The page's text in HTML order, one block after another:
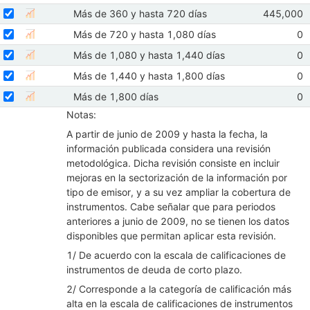
Mostrar elementos de Hasta 360 días
Seleccione sus series
Seleccionar serie Más de 360 y hasta 720 díasMostrar gráfica de la serie Más de 360 y hasta 720 días
Más de 360 y hasta 720 días Abr 2026
445,000
Seleccione sus series
Seleccionar serie Más de 720 y hasta 1,080 díasMostrar gráfica de la serie Más de 720 y hasta 1,080 días
Más de 720 y hasta 1,080 días 0
Seleccione sus series
Seleccionar serie Más de 1,080 y hasta 1,440 días
Mostrar gráfica de la serie Más de 1,080 y hasta 1,440 días
Más de 1,080 y hasta 1,440 días 0
Seleccione sus series
Seleccionar serie Más de 1,440 y hasta 1,800 días
Mostrar gráfica de la serie Más de 1,440 y hasta 1,800 días
Más de 1,440 y hasta 1,800 días 0
Seleccione sus series
Seleccionar serie Más de 1,800 díasMostrar gráfica de la serie Más de 1,800 días
Más de 1,800 días
0
Notas:
A partir de junio de 2009 y hasta la fecha, la
información publicada considera una revisión
metodológica. Dicha revisión consiste en incluir
mejoras en la sectorización de la información por
tipo de emisor, y a su vez ampliar la cobertura de
instrumentos. Cabe señalar que para periodos
anteriores a junio de 2009, no se tienen los datos
disponibles que permitan aplicar esta revisión.
1/ De acuerdo con la escala de calificaciones de
instrumentos de deuda de corto plazo.
2/ Corresponde a la categoría de calificación más
alta en la escala de calificaciones de instrumentos